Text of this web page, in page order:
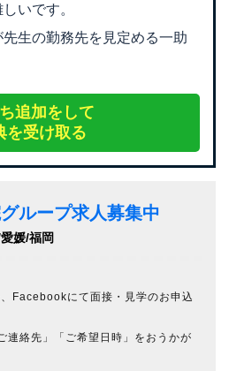
いです。
生の勤務先を見定める一助
追加をして
を受け取る
ループ求人募集中
媛/福岡
Facebookにて面接・見学のお申込
連絡先」「ご希望日時」をおうかが